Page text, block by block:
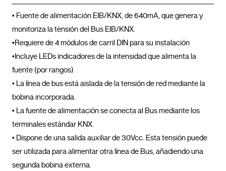
• Fuente de alimentación EIB/KNX, de 640mA, que genera y
monitoriza la tensión del Bus EIB/KNX.
•Requiere de 4 módulos de carril DIN para su instalación
•Incluye LEDs indicadores de la intensidad que alimenta la
fuente (por rangos)
• La línea de bus está aislada de la tensión de red mediante la
bobina incorporada.
• La fuente de alimentación se conecta al Bus mediante los
terminales estándar KNX.
• Dispone de una salida auxiliar de 30Vcc. Esta tensión puede
ser utilizada para alimentar otra línea de Bus, añadiendo una